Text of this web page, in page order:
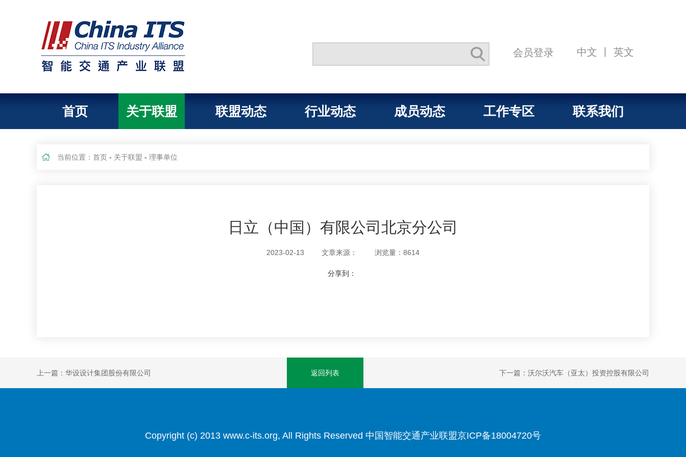
中文 英文
会员登录
首页 关于联盟 联盟动态 行业动态 成员动态 工作专区 联系我们
当前位置： 首页 - 关于联盟 - 理事单位
日立（中国）有限公司北京分公司
2023-02-13 文章来源： 浏览量：8614
分享到：
上一篇：华设设计集团股份有限公司 返回列表 下一篇：沃尔沃汽车（亚太）投资控股有限公司
Copyright (c) 2013 www.c-its.org, All Rights Reserved 中国智能交通产业联盟京ICP备18004720号